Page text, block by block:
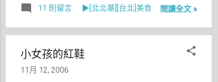
地，在耳濡
只要有新同
也會學習潔
編大人說今
觀景台上去
景，於是為
「情」留在
只要你讓我
感動，我一
定會想盡辦
11 則留言 ▶[北北基][台北]美食 閱讀全文 »
小女孩的紅鞋
11月 12, 2006